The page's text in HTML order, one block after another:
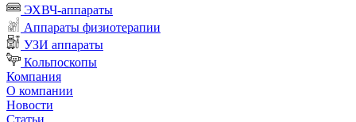
ЭХВЧ-аппараты
Аппараты физиотерапии
УЗИ аппараты
Кольпоскопы
Компания
О компании
Новости
Статьи